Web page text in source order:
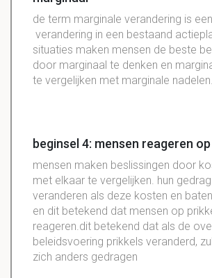
de term marginale verandering is
verandering in een bestaand
situaties maken mensen de beste
door marginaal te denken en
te vergelijken met marginale nadelen.
beginsel 4: mensen reageren
mensen maken beslissingen door
met elkaar te vergelijken. hun
veranderen als deze kosten en
en dit betekend dat mensen op
reageren.dit betekend dat als de
beleidsvoering prikkels veranderd,
zich anders gedragen